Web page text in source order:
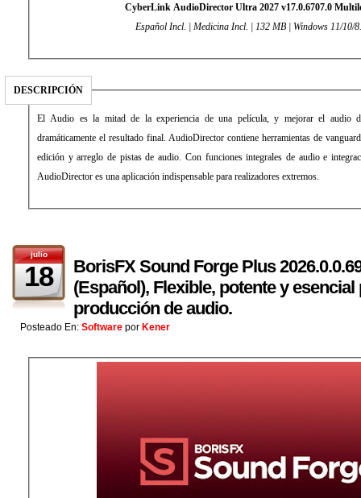
CyberLink AudioDirector Ultra 2027 v17.0.6707.0
Español Incl. | Medicina Incl. | 132 MB | Windows 11/10/
DESCRIPCIÓN
El Audio es la mitad de la experiencia de una película, y mejorar el audio
dramáticamente el resultado final. AudioDirector contiene herramientas de
edición y arreglo de pistas de audio. Con funciones integrales de audio e
AudioDirector es una aplicación indispensable para realizadores extremos.
julio
18
BorisFX Sound Forge Plus
(Español), Flexible, potente y
producción de audio.
Posteado En: Software por Kener